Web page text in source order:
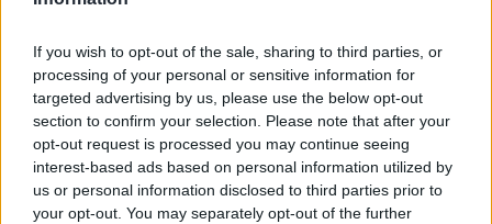
If you wish to opt-out of the sale, sharing to third parties, or
processing of your personal or sensitive information for
targeted advertising by us, please use the below opt-out
section to confirm your selection. Please note that after your
opt-out request is processed you may continue seeing
interest-based ads based on personal information utilized by
us or personal information disclosed to third parties prior to
your opt-out. You may separately opt-out of the further
Hirdetésmentes olvasó felület
Kedvenc cikkek elmentése, könyvjelzők
Az első hónap csak 200 Ft-ba kerül. Próbálja
ki!